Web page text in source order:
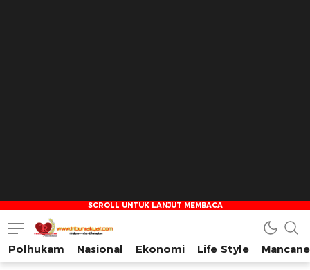
Tribun Rakyat
Tulus – Terdepan – Diharapkan
Polhukam Nasional Ekonomi Life Style